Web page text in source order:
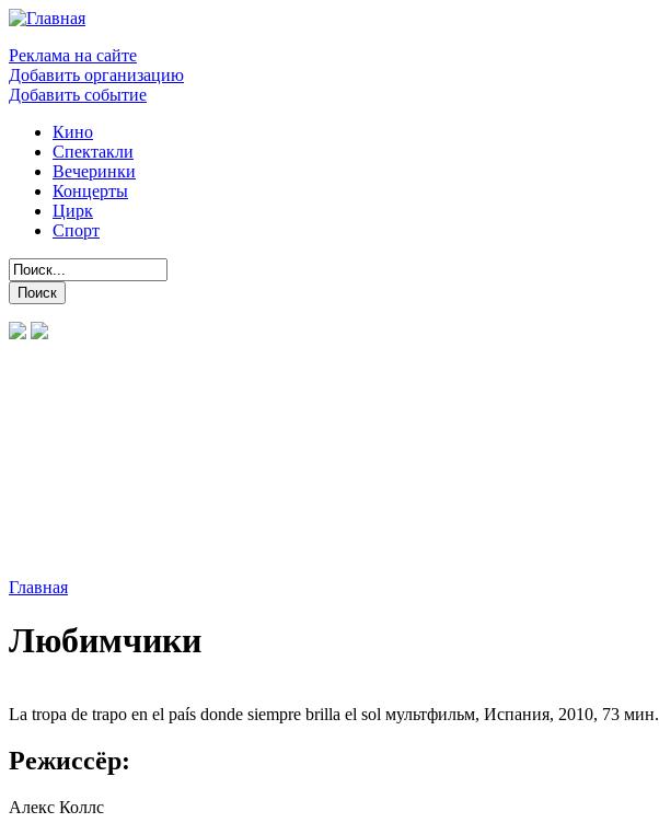
Реклама на сайте
Добавить организацию
Добавить событие
Кино
Спектакли
Вечеринки
Концерты
Цирк
Спорт
Главная
Любимчики
La tropa de trapo en el país donde siempre brilla el sol мультфильм, Испания, 2010, 73 мин.
Режиссёр:
Алекс Коллс